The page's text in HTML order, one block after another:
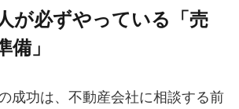
が必ずやっている「売
備」
成功は、不動産会社に相談する前